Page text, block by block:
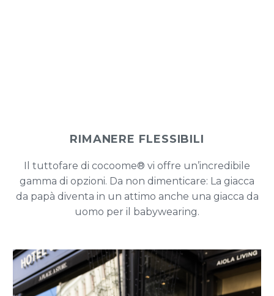
RIMANERE FLESSIBILI
Il tuttofare di cocoome® vi offre un’incredibile
gamma di opzioni. Da non dimenticare: La giacca
da papà diventa in un attimo anche una giacca da
uomo per il babywearing.